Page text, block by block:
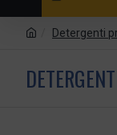
Detergenti